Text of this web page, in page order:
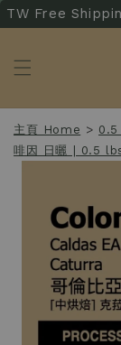
Free
主頁 Home >
啡因 日曬 | 0.5